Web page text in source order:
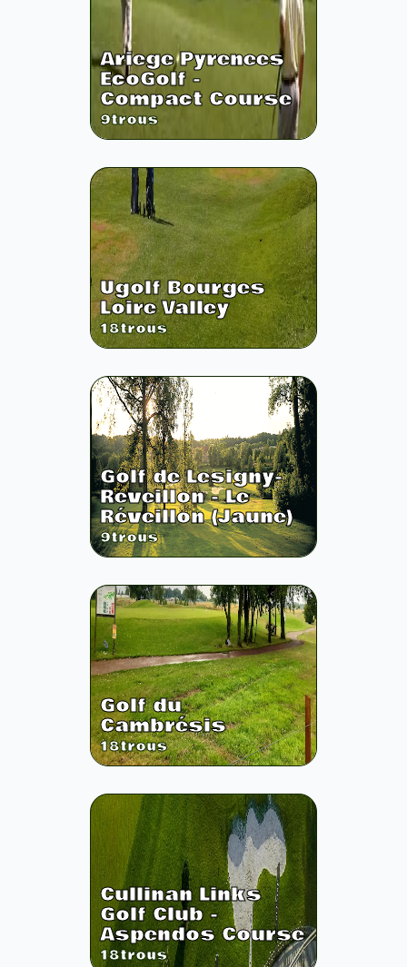
Ariege Pyrenees
EcoGolf -
Compact Course
9trous
Ugolf Bourges
Loire Valley
18trous
Golf de Lesigny-
Reveillon - Le
Réveillon (Jaune)
9trous
Golf du
Cambrésis
18trous
Cullinan Links
Golf Club -
Aspendos Course
18trous